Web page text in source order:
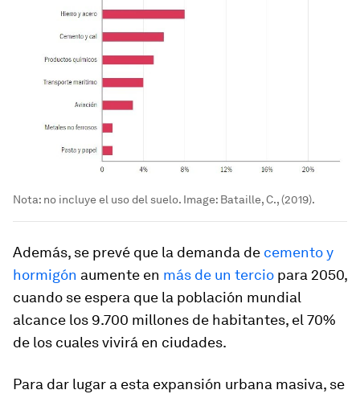
Nota: no incluye el uso del suelo. Image: Bataille, C., (2019).
Además, se prevé que la demanda de cemento y
hormigón aumente en más de un tercio para 2050,
cuando se espera que la población mundial
alcance los 9.700 millones de habitantes, el 70%
de los cuales vivirá en ciudades.
Para dar lugar a esta expansión urbana masiva, se